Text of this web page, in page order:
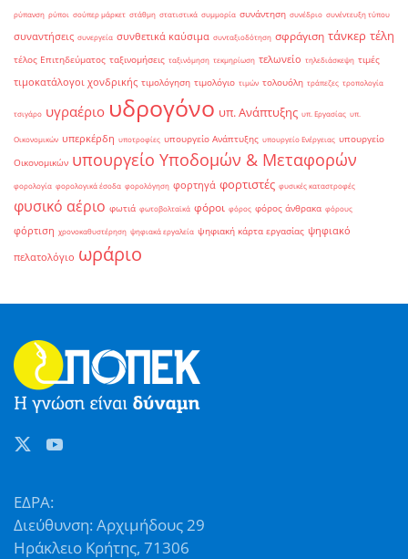
ρύπανση ρύποι σούπερ μάρκετ στάθμη στατιστικά συμμορία συνάντηση συνέδριο συνέντευξη τύπου
συναντήσεις συνεργεία συνθετικά καύσιμα συνταξιοδότηση σφράγιση τάνκερ τέλη
τέλος Επιτηδεύματος ταξινομήσεις ταξινόμηση τεκμηρίωση τελωνείο τηλεδιάσκεψη τιμές
τιμοκατάλογοι χονδρικής τιμολόγηση τιμολόγιο τιμών τολουόλη τράπεζες τροπολογία
τσιγάρο υγραέριο υδρογόνο υπ. Ανάπτυξης υπ. Εργασίας υπ.
Οικονομικών υπερκέρδη υποτροφίες υπουργείο Ανάπτυξης υπουργείο Ενέργειας υπουργείο
Οικονομικών υπουργείο Υποδομών & Μεταφορών
φορολογία φορολογικά έσοδα φορολόγηση φορτηγά φορτιστές φυσικές καταστροφές
φυσικό αέριο φωτιά φωτοβολταϊκά φόροι φόρος φόρος άνθρακα φόρους
φόρτιση χρονοκαθυστέρηση ψηφιακά εργαλεία ψηφιακή κάρτα εργασίας ψηφιακό
πελατολόγιο ωράριο
ΕΔΡΑ:
Διεύθυνση: Αρχιμήδους 29
Ηράκλειο Κρήτης, 71306